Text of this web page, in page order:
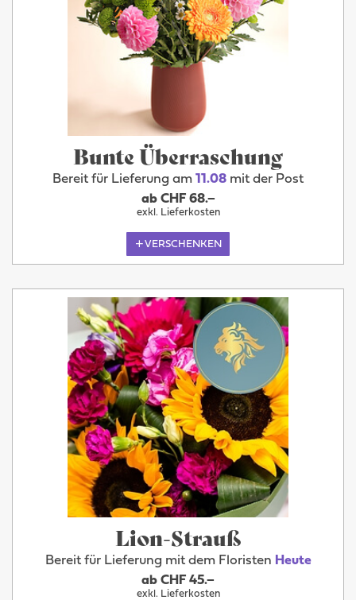
Bunte Überraschung
Bereit für Lieferung am 11.08 mit der Post
ab CHF 68.–
exkl. Lieferkosten
VERSCHENKEN
Lion-Strauß
Bereit für Lieferung mit dem Floristen Heute
ab CHF 45.–
exkl. Lieferkosten